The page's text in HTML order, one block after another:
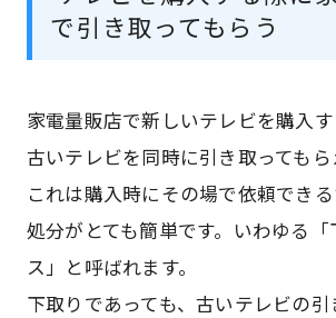
で引き取ってもらう
家電量販店で新しいテレビを購入
古いテレビを同時に引き取ってもら
これは購入時にその場で依頼でき
処分がとても簡単です。いわゆる
ス」と呼ばれます。
下取りであっても、古いテレビの